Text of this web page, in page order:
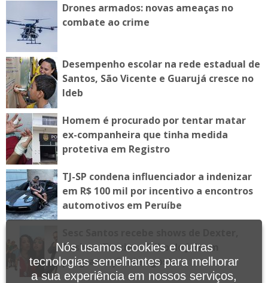
Drones armados: novas ameaças no
combate ao crime
Desempenho escolar na rede estadual de
Santos, São Vicente e Guarujá cresce no
Ideb
Homem é procurado por tentar matar
ex-companheira que tinha medida
protetiva em Registro
TJ-SP condena influenciador a indenizar
em R$ 100 mil por incentivo a encontros
automotivos em Peruíbe
Tasha e Tracie e Tribo de Jah em
programação de agosto
Nós usamos cookies e outras
tecnologias semelhantes para melhorar
a sua experiência em nossos serviços,